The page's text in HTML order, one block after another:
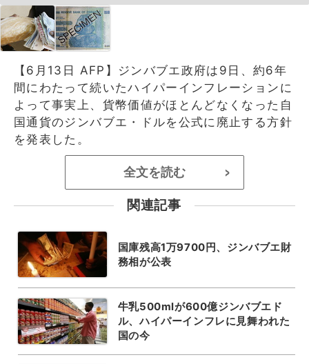
【6月13日 AFP】ジンバブエ政府は9日、約6年
間にわたって続いたハイパーインフレーションに
よって事実上、貨幣価値がほとんどなくなった自
国通貨のジンバブエ・ドルを公式に廃止する方針
を発表した。
全文を読む >
関連記事
国庫残高1万9700円、ジンバブエ財
務相が公表
牛乳500mlが600億ジンバブエド
ル、ハイパーインフレに見舞われた
国の今